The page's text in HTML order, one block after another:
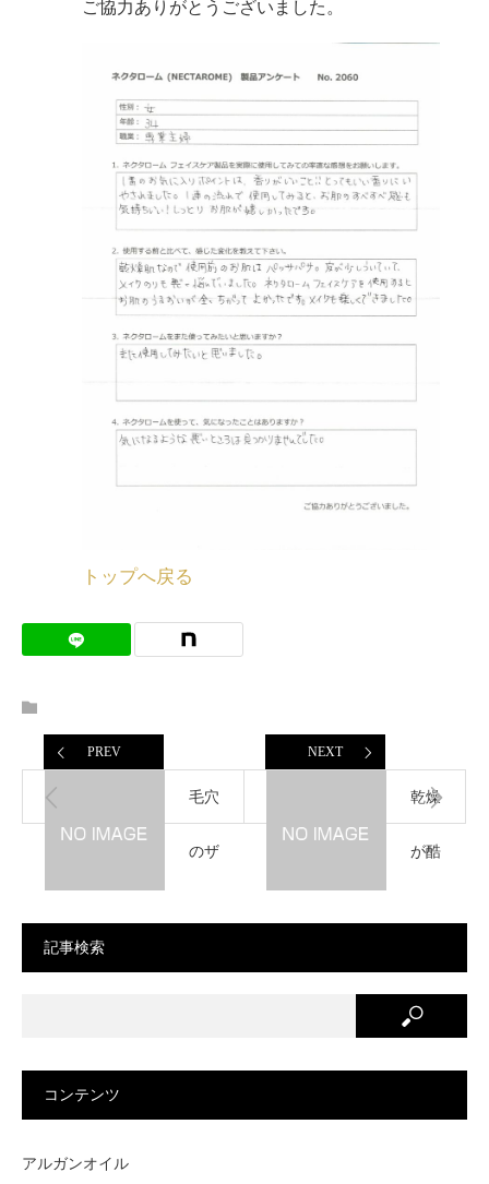
ご協力ありがとうございました。
トップへ戻る
PREV
毛穴
のザ
な
り、
NEXT
乾燥
が酷
が、
フェ
イス
記事検索
コンテンツ
アルガンオイル